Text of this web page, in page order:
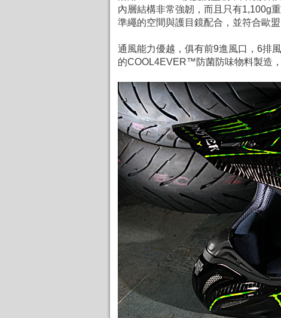
內層結構非常強韌，而且只有1,100g
準繩的空間與護目鏡配合，並符合歐
通風能力優越，俱有前9進風口，6排
的COOL4EVER™防菌防味物料製造